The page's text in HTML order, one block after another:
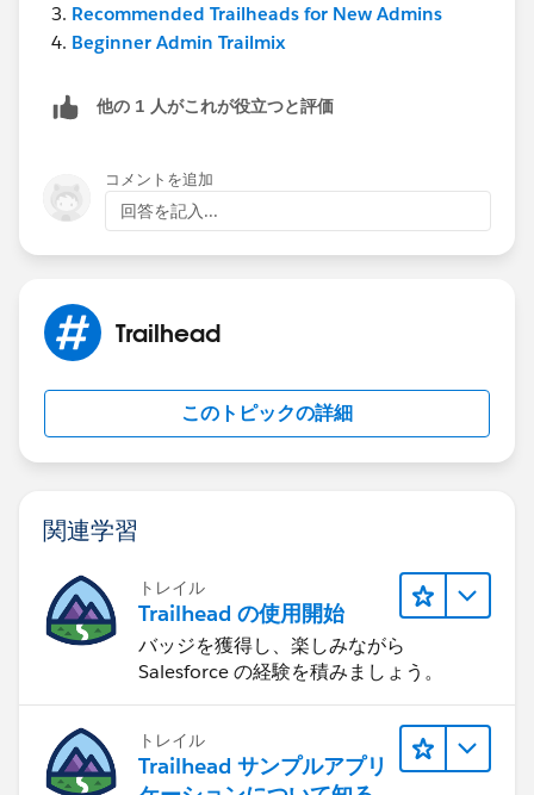
Recommended Trailheads for New Admins
Beginner Admin Trailmix
他の 1 人がこれが役立つと評価
コメントを追加
回答を記入...
Trailhead
このトピックの詳細
関連学習
トレイル
Trailhead の使用開始
バッジを獲得し、楽しみながら
Salesforce の経験を積みましょう。
トレイル
Trailhead サンプルアプリ